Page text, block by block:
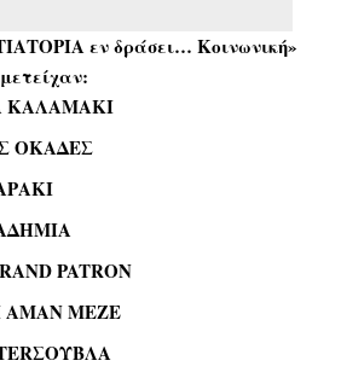
εν δράσει… Κοινωνική»
ΚΑΛΑΜΑΚΙ
ΟΚΑΔΕΣ
PATRON
ΑΜΑΝ ΜΕΖΕ
ΣΟΥΒΛΑ